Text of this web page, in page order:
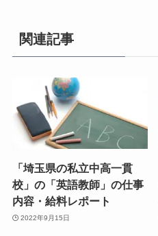
関連記事
「埼玉県の私立中高一貫
校」の「英語教師」の仕事
内容・給料レポート
2022年9月15日